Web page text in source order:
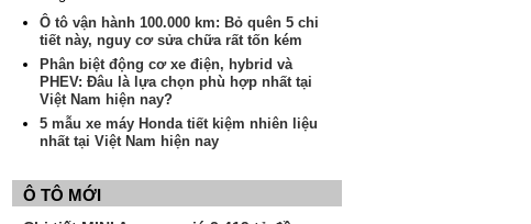
Ô tô vận hành 100.000 km: Bỏ quên 5 chi
tiết này, nguy cơ sửa chữa rất tốn kém
Phân biệt động cơ xe điện, hybrid và
PHEV: Đâu là lựa chọn phù hợp nhất tại
Việt Nam hiện nay?
5 mẫu xe máy Honda tiết kiệm nhiên liệu
nhất tại Việt Nam hiện nay
Ô TÔ MỚI